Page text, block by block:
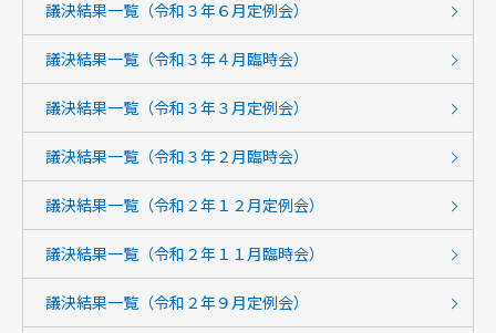
議決結果一覧（令和３年６月定例会）
議決結果一覧（令和３年４月臨時会）
議決結果一覧（令和３年３月定例会）
議決結果一覧（令和３年２月臨時会）
議決結果一覧（令和２年１２月定例会）
議決結果一覧（令和２年１１月臨時会）
議決結果一覧（令和２年９月定例会）